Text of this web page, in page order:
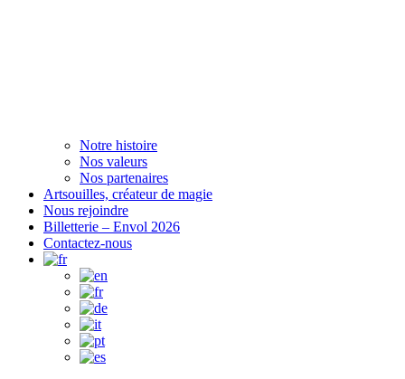
Notre histoire
Nos valeurs
Nos partenaires
Artsouilles, créateur de magie
Nous rejoindre
Billetterie – Envol 2026
Contactez-nous